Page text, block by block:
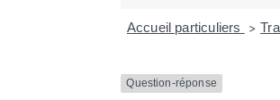
Accueil particuliers >
Question-réponse